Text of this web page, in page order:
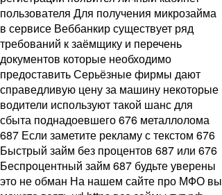
пользователя Для получения микрозайма
в сервисе Веббанкир существует ряд
требований к заёмщику и перечень
документов которые необходимо
предоставить Серьёзные фирмы дают
справедливую цену за машину некоторые
водители используют такой шанс для
сбыта поднадоевшего 676 металлолома
687 Если заметите рекламу с текстом 676
Быстрый займ без процентов 687 или 676
Беспроцентный займ 687 будьте уверены
это не обман На нашем сайте про МФО вы